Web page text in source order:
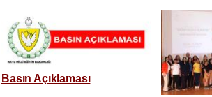
Basın Açıklaması